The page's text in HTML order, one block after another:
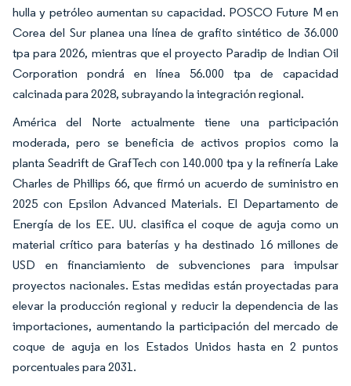
hulla y petróleo aumentan su capacidad. POSCO Future M en
Corea del Sur planea una línea de grafito sintético de 36.000
tpa para 2026, mientras que el proyecto Paradip de Indian Oil
Corporation pondrá en línea 56.000 tpa de capacidad
calcinada para 2028, subrayando la integración regional.
América del Norte actualmente tiene una participación
moderada, pero se beneficia de activos propios como la
planta Seadrift de GrafTech con 140.000 tpa y la refinería Lake
Charles de Phillips 66, que firmó un acuerdo de suministro en
2025 con Epsilon Advanced Materials. El Departamento de
Energía de los EE. UU. clasifica el coque de aguja como un
material crítico para baterías y ha destinado 16 millones de
USD en financiamiento de subvenciones para impulsar
proyectos nacionales. Estas medidas están proyectadas para
elevar la producción regional y reducir la dependencia de las
importaciones, aumentando la participación del mercado de
coque de aguja en los Estados Unidos hasta en 2 puntos
porcentuales para 2031.